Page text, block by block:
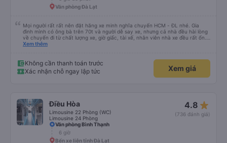
Văn phòng Đà Lạt
Mọi người rất rất nên đặt hãng xe minh nghĩa chuyến HCM - ĐL nhé. Gia
đình mình có ông bà trên 70t và người dễ say xe, nhưng cả nhà đều hài lòng
về chuyến đi từ chất lượng xe, giờ giấc, tài xế, nhân viên nhà xe đều rất ổn.
Cảm ơn Thread City đã giới thiệu cho mình hãng xe giữa một rừng các hãng
Xem thêm
Không cần thanh toán trước
Xác nhận chỗ ngay lập tức
Xem giá
Điều Hòa
Limousine 22 Phòng (WC)
Limousine 24 Phòng
4.8 star_rate
(736 đánh giá)
Văn phòng Bình Thạnh
6 giờ
Bến xe liên tỉnh Đà Lạt